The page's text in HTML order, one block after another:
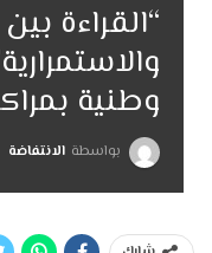
“القراءة
وطنية
بواسطة الانتفاضة